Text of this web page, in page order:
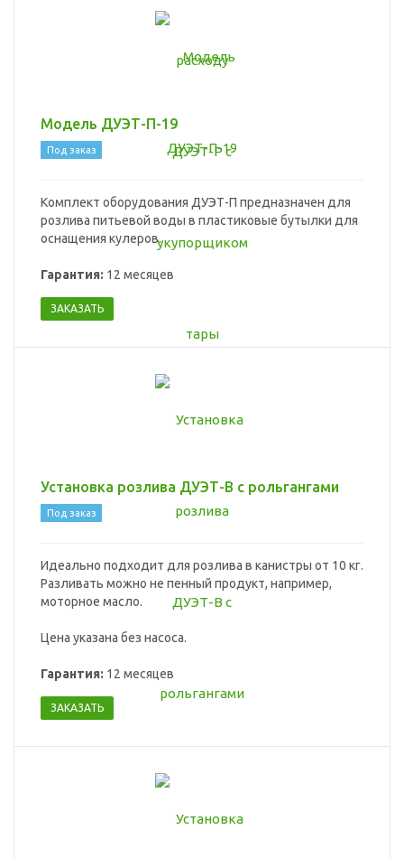
Модель ДУЭТ-П-19
Под заказ
Комплект оборудования ДУЭТ-П предназначен для
розлива питьевой воды в пластиковые бутылки для
оснащения кулеров.
Гарантия: 12 месяцев
ЗАКАЗАТЬ
Установка розлива ДУЭТ-В с рольгангами
Под заказ
Идеально подходит для розлива в канистры от 10 кг.
Разливать можно не пенный продукт, например,
моторное масло.
Цена указана без насоса.
Гарантия: 12 месяцев
ЗАКАЗАТЬ